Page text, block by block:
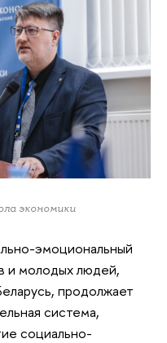
экономики
эмоциональный
и молодых людей,
продолжает
система,
социально-